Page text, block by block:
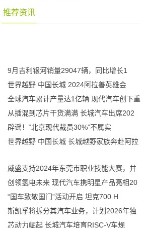
推荐资讯
9月吉利银河销量29047辆，同比增长1
世界越野 中国长城 2024阿拉善英雄会
全球汽车累计产量达1亿辆 现代汽车创下重
从插混到芯片干货满满 长城汽车出席202
辟谣！“北京现代裁员30%”不属实
世界越野 中国长城 长城越野家族奔赴阿拉
威盛支持2024年东莞市职业技能大赛，并
创领氢电未来 现代汽车携明星产品亮相20
“国车致敬国门”活动开启 坦克700 H
斯凯孚将拆分其汽车业务，计划2026年独
芯动力崛起 长城汽车培育RISC-V车规